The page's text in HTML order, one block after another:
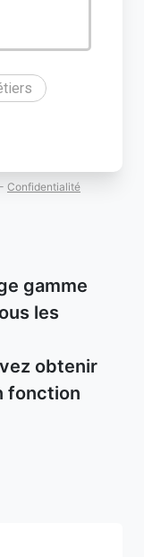
- Confidentialité
gamme
les
obtenir
fonction